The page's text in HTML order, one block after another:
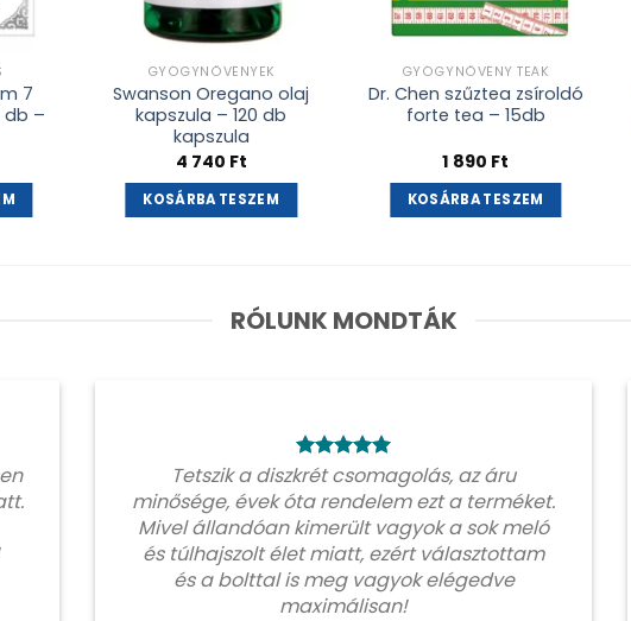
7
db –
GYÓGYNÖVÉNYEK
Swanson Oregano olaj
kapszula – 120 db
kapszula
4 740 Ft
KOSÁRBA TESZEM
GYÓGYNÖVÉNY TEÁK
Dr. Chen szűztea zsíroldó
forte tea – 15db
1 890 Ft
KOSÁRBA TESZEM
RÓLUNK MONDTÁK
Tetszik a diszkrét csomagolás, az áru
minősége, évek óta rendelem ezt a terméket.
Mivel állandóan kimerült vagyok a sok meló
és túlhajszolt élet miatt, ezért választottam
és a bolttal is meg vagyok elégedve
maximálisan!